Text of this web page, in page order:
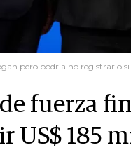
pero podría no registrarlo
fuerza
US$ 185